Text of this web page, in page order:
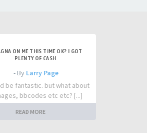
ON ME THIS TIME OK? I GOT
PLENTY OF CASH
- By Larry Page
be fantastic. but what about
bbcodes etc etc? [...]
READ MORE